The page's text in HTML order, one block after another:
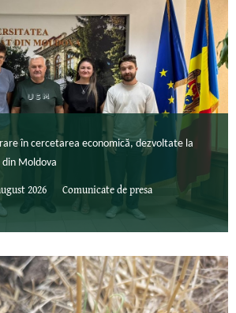
în cercetarea economică, dezvoltate la
Moldova
2026 Comunicate de presa